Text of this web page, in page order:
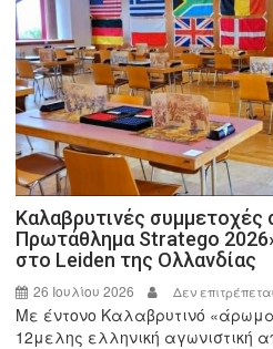
Καλαβρυτινές συμμετοχές
Πρωτάθλημα Stratego
στο Leiden της Ολλανδίας
26 Ιουλίου 2026 Δεν
Με έντονο Καλαβρυτινό
12μελης ελληνική αγωνιστική